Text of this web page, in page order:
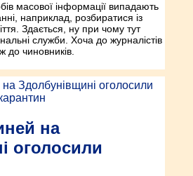
масової інформації випадають
наприклад, розбиратися із
Здається, ну при чому тут
служби. Хоча до журналістів
до чиновників.
на
оголосили